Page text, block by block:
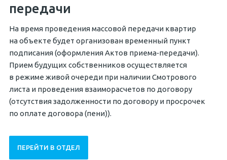
передачи
На время проведения массовой передачи квартир
на объекте будет организован временный пункт
подписания (оформления Актов приема‐передачи).
Прием будущих собственников осуществляется
в режиме живой очереди при наличии Смотрового
листа и проведения взаиморасчетов по договору
(отсутствия задолженности по договору и просрочек
по оплате договора (пени)).
ПЕРЕЙТИ В ОТДЕЛ